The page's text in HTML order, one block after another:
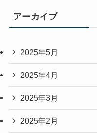
アーカイブ
2025年5月
2025年4月
2025年3月
2025年2月